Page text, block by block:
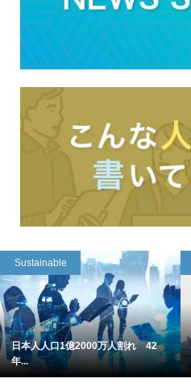
Sustainable
日本人人口1億2000万人割れ 42
年...